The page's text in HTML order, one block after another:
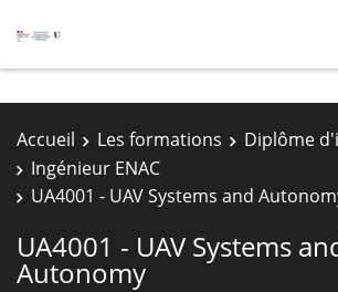
Accueil Les formations
Diplôme
Ingénieur ENAC
UA4001 - UAV Systems and
UA4001 - UAV Systems
Autonomy